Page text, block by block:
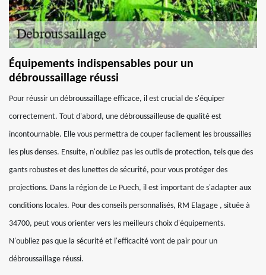
Équipements indispensables pour un
débroussaillage réussi
Pour réussir un débroussaillage efficace, il est crucial de s'équiper
correctement. Tout d'abord, une débroussailleuse de qualité est
incontournable. Elle vous permettra de couper facilement les broussailles
les plus denses. Ensuite, n'oubliez pas les outils de protection, tels que des
gants robustes et des lunettes de sécurité, pour vous protéger des
projections. Dans la région de Le Puech, il est important de s'adapter aux
conditions locales. Pour des conseils personnalisés, RM Elagage , située à
34700, peut vous orienter vers les meilleurs choix d'équipements.
N'oubliez pas que la sécurité et l'efficacité vont de pair pour un
débroussaillage réussi.